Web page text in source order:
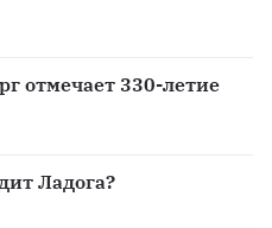
отмечает 330-летие
Ладога?